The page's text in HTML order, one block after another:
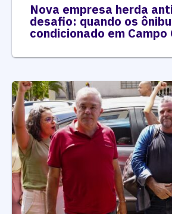
Nova empresa herda
desafio: quando os
condicionado em Campo